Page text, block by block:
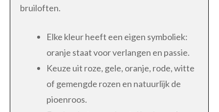
bruiloften.
Elke kleur heeft een eigen symboliek:
oranje staat voor verlangen en passie.
Keuze uit roze, gele, oranje, rode, witte
of gemengde rozen en natuurlijk de
pioenroos.